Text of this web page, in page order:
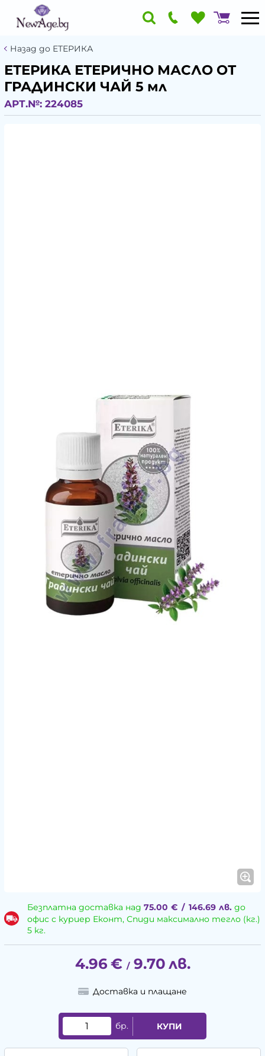
Назад до ЕТЕРИКА
ЕТЕРИКА ЕТЕРИЧНО МАСЛО ОТ
ГРАДИНСКИ ЧАЙ 5 мл
АРТ.№: 224085
Безплатна доставка над 75.00 € / 146.69 лв.до
офис с куриер Еконт, Спиди максимално тегло (кг.)
5 кг.
4.96 € / 9.70 лв.
Доставка и плащане
бр. КУПИ